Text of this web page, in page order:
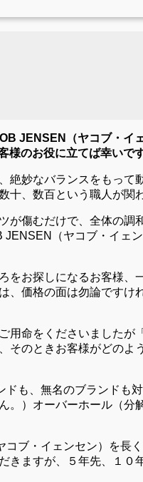
JENSEN（ヤコブ・イ
のお役に立てば幸いです
妙なバランスをもって
、数百という職人が関
傷むだけで、全体の調
（ヤコブ・イェ
お探しになるお客様、
価格の面は勿論ですけ
命をくださいましたが
のときお客様がどのよ
も、無名のブランドも
）オーバーホール（分
ブ・イェンセン）を長
ますが、５年先、１０